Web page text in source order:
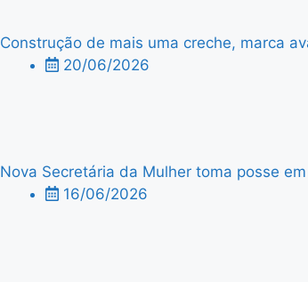
Construção de mais uma creche, marca
20/06/2026
Nova Secretária da Mulher toma posse
16/06/2026